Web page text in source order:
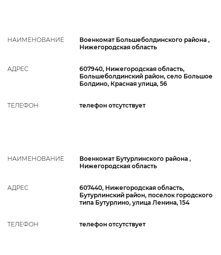
НАИМЕНОВАНИЕ
Военкомат Большеболдинского района ,
Нижегородская область
АДРЕС
607940, Нижегородская область,
Большеболдинский район, село Большое
Болдино, Красная улица, 56
ТЕЛЕФОН телефон отсутствует
НАИМЕНОВАНИЕ
Военкомат Бутурлинского района ,
Нижегородская область
АДРЕС
607440, Нижегородская область,
Бутурлинский район, поселок городского
типа Бутурлино, улица Ленина, 154
ТЕЛЕФОН телефон отсутствует